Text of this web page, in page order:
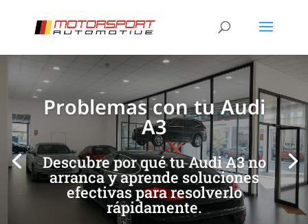
Problemas con tu Audi
A3
Descubre por qué tu Audi A3 no
arranca y aprende soluciones
efectivas para resolverlo
rápidamente.
[/et_pb_slide] [/et_pb_slide]